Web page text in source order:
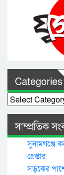
Categories
Categories
সাম্প্রতিক
সুনামগঞ্জে
গ্রেপ্তার
সড়কের